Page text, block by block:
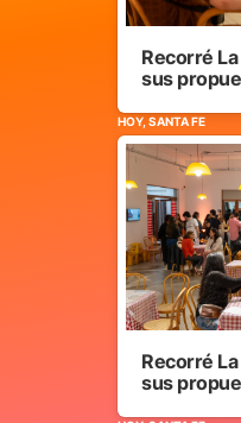
Recorré
sus
HOY, SANTA FE
Recorré
sus